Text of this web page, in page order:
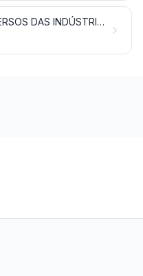
PRODUTOS DIVERSOS DAS INDÚSTRIAS QUÍMICAS